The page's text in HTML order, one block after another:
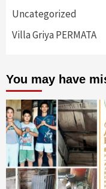
Uncategorized
Villa Griya PERMATA
You may have